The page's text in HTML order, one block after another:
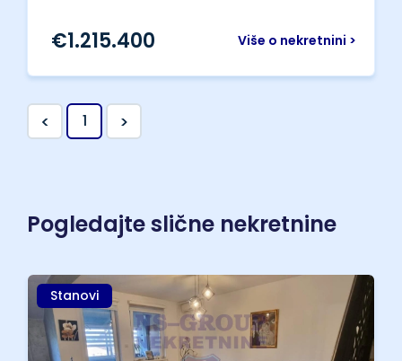
Više o nekretnini >
€1.215.400
< 1 >
Pogledajte slične nekretnine
Stanovi